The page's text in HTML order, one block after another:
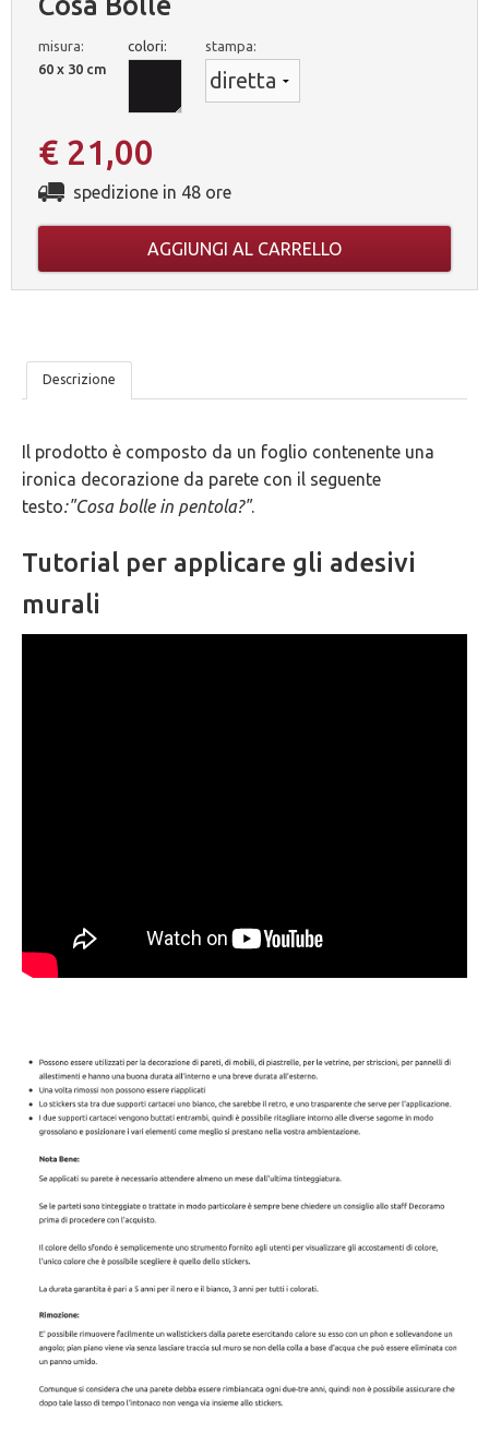
misura:
60 x 30 cm
colori: stampa:
€ 21,00
spedizione in 48 ore
AGGIUNGI AL CARRELLO
LE
GARANZIE
Descrizione
Il prodotto è composto da un foglio contenente una
ironica decorazione da parete con il seguente
testo:"Cosa bolle in pentola?".
Tutorial per applicare gli adesivi
murali